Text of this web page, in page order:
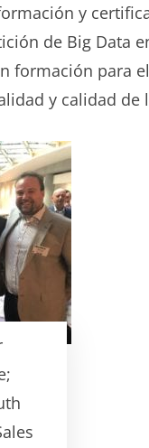
y
de Big Data
formación para
y calidad de